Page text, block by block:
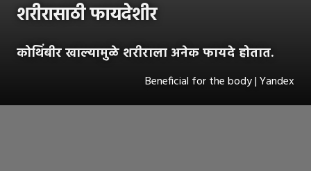
शरीरासाठी फायदेशीर
कोथिंबीर खाल्यामुळे शरीराला अनेक फायदे होतात.
Beneficial for the body | Yandex